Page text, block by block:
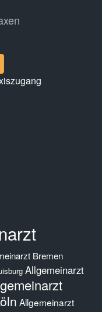
Bremen
Allgemeinarzt
Allgemeinarzt